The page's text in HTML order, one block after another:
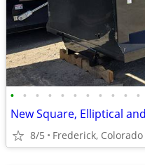
• • • • • • • • • • •
8/5 Frederick, Colorado